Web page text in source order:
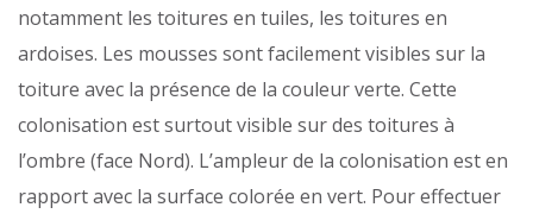
notamment les toitures en tuiles, les toitures en
ardoises. Les mousses sont facilement visibles sur la
toiture avec la présence de la couleur verte. Cette
colonisation est surtout visible sur des toitures à
l’ombre (face Nord). L’ampleur de la colonisation est en
rapport avec la surface colorée en vert. Pour effectuer